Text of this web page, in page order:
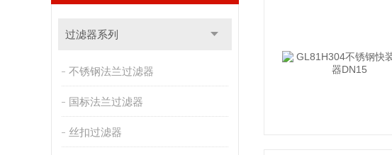
过滤器系列
不锈钢法兰过滤器
国标法兰过滤器
丝扣过滤器